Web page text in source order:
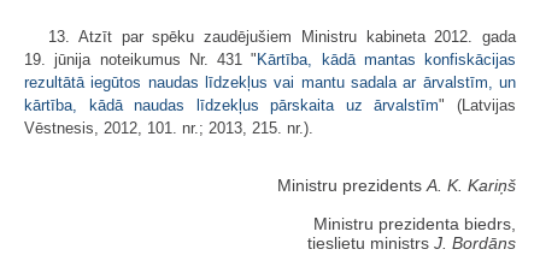
13. Atzīt par spēku zaudējušiem Ministru kabineta 2012. gada
19. jūnija noteikumus Nr. 431 "Kārtība, kādā mantas konfiskācijas
rezultātā iegūtos naudas līdzekļus vai mantu sadala ar ārvalstīm, un
kārtība, kādā naudas līdzekļus pārskaita uz ārvalstīm" (Latvijas
Vēstnesis, 2012, 101. nr.; 2013, 215. nr.).
Ministru prezidents A. K. Kariņš
Ministru prezidenta biedrs,
tieslietu ministrs J. Bordāns